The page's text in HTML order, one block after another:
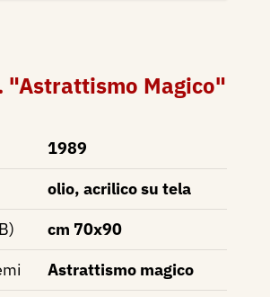
"Astrattismo Magico"
1989
olio, acrilico su tela
cm 70x90
Astrattismo magico